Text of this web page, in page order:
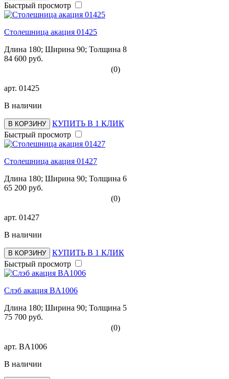
Быстрый просмотр
Столешница акация 01425
Длина 180; Ширина 90; Толщина 8
84 600 руб.
(0)
арт. 01425
В наличии
В КОРЗИНУ
КУПИТЬ В 1 КЛИК
Быстрый просмотр
Столешница акация 01427
Длина 180; Ширина 90; Толщина 6
65 200 руб.
(0)
арт. 01427
В наличии
В КОРЗИНУ
КУПИТЬ В 1 КЛИК
Быстрый просмотр
Слэб акация BA1006
Длина 180; Ширина 90; Толщина 5
75 700 руб.
(0)
арт. BA1006
В наличии